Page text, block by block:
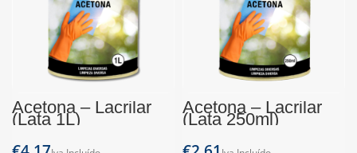
Acetona – Lacrilar
(Lata 1L)
Acetona – Lacrilar
(Lata 250ml)